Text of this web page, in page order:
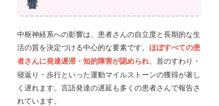
響
中枢神経系への影響は、患者さんの自立度と長期的な生
活の質を決定づける中心的な要素です。 ほぼすべての患
者さんに発達遅滞・知的障害が認められ 、首のすわり・
寝返り・歩行といった運動マイルストーンの獲得が著し
く遅れます。言語発達の遅延も多くの患者さんで報告さ
れています。